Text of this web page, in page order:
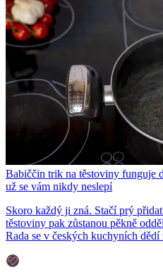
Babiččin trik na těstoviny funguje
už se vám nikdy neslepí
Skoro každý ji zná. Stačí prý
těstoviny pak zůstanou pěkně
Rada se v českých kuchyních dědí